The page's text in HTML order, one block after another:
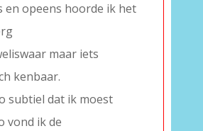
en opeens hoorde ik het
maar iets
kenbaar.
subtiel dat ik moest
vond ik de